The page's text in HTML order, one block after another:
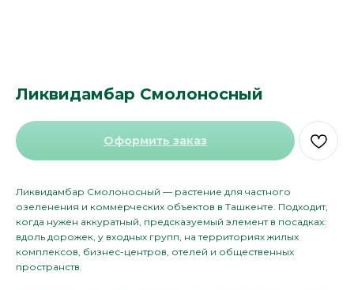
Ликвидамбар Смолоносный
Оформить заказ
Ликвидамбар Смолоносный — растение для частного
озеленения и коммерческих объектов в Ташкенте. Подходит,
когда нужен аккуратный, предсказуемый элемент в посадках:
вдоль дорожек, у входных групп, на территориях жилых
комплексов, бизнес-центров, отелей и общественных
пространств.